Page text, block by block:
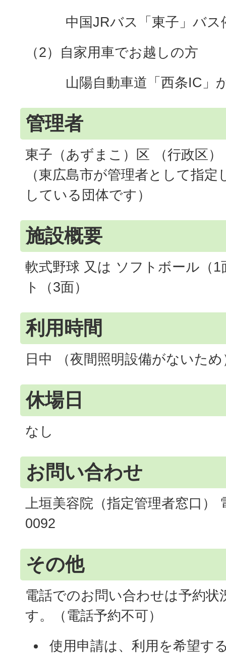
中国JRバス「東子」バス
（2）自家用車でお越しの方
山陽自動車道「西条IC」か
管理者
東子（あずまこ）区 （行政区）
（東広島市が管理者として指
している団体です）
施設概要
軟式野球 又は ソフトボール（
ト（3面）
利用時間
日中 （夜間照明設備がないため
休場日
なし
お問い合わせ
上垣美容院（指定管理者窓口）
0092
その他
電話でのお問い合わせは予約状
す。（電話予約不可）
使用申請は、利用を希望す